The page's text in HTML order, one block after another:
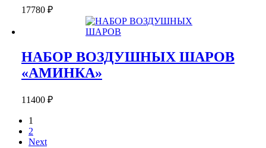
17780 ₽
НАБОР ВОЗДУШНЫХ ШАРОВ
«АМИНКА»
11400 ₽
1
2
Next